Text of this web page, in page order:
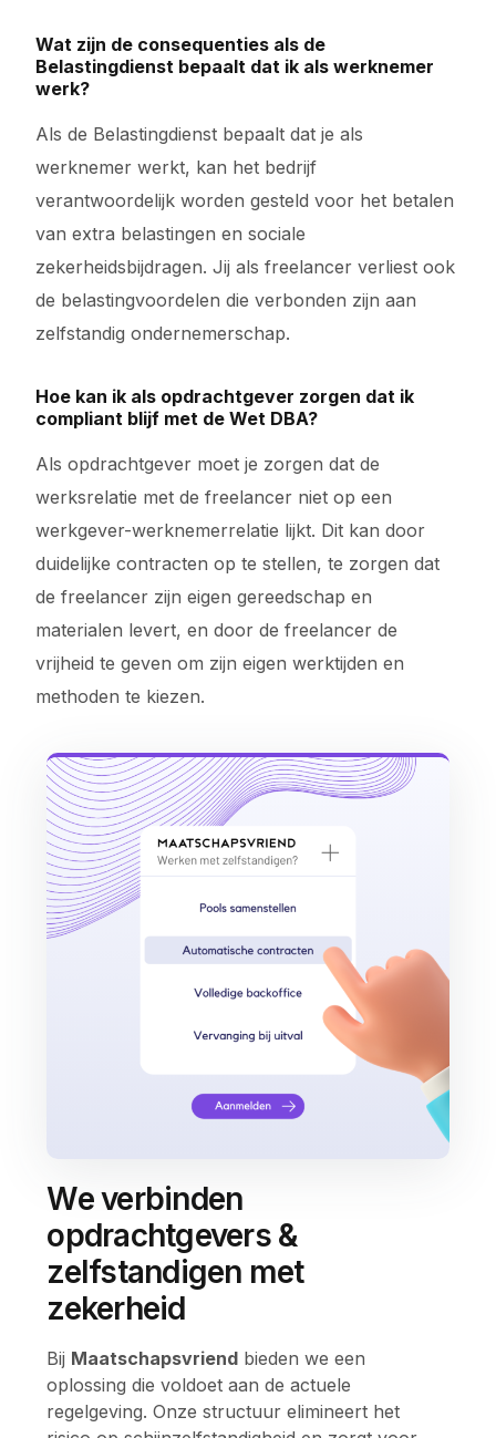
Wat zijn de consequenties als de
Belastingdienst bepaalt dat ik als werknemer
werk?
Als de Belastingdienst bepaalt dat je als
werknemer werkt, kan het bedrijf
verantwoordelijk worden gesteld voor het betalen
van extra belastingen en sociale
zekerheidsbijdragen. Jij als freelancer verliest ook
de belastingvoordelen die verbonden zijn aan
zelfstandig ondernemerschap.
Hoe kan ik als opdrachtgever zorgen dat ik
compliant blijf met de Wet DBA?
Als opdrachtgever moet je zorgen dat de
werksrelatie met de freelancer niet op een
werkgever-werknemerrelatie lijkt. Dit kan door
duidelijke contracten op te stellen, te zorgen dat
de freelancer zijn eigen gereedschap en
materialen levert, en door de freelancer de
vrijheid te geven om zijn eigen werktijden en
methoden te kiezen.
We verbinden
opdrachtgevers &
zelfstandigen met
zekerheid
Bij Maatschapsvriend bieden we een
oplossing die voldoet aan de actuele
regelgeving. Onze structuur elimineert het